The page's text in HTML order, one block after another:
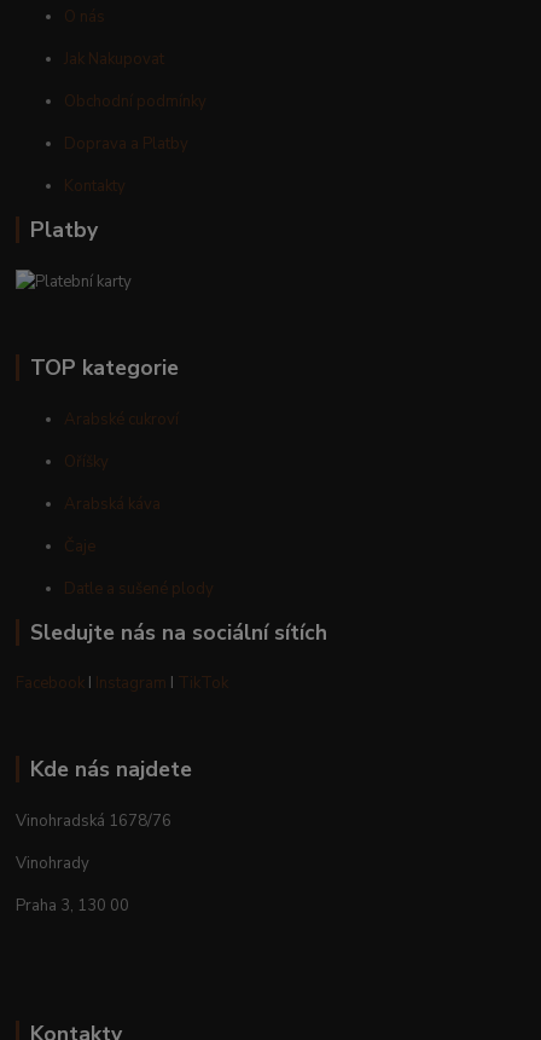
O nás
Jak Nakupovat
Obchodní podmínky
Doprava a Platby
Kontakty
Platby
TOP kategorie
Arabské cukroví
Oříšky
Arabská káva
Čaje
Datle a sušené plody
Sledujte nás na sociální sítích
Facebook I Instagram I TikTok
Kde nás najdete
Vinohradská 1678/76
Vinohrady
Praha 3, 130 00